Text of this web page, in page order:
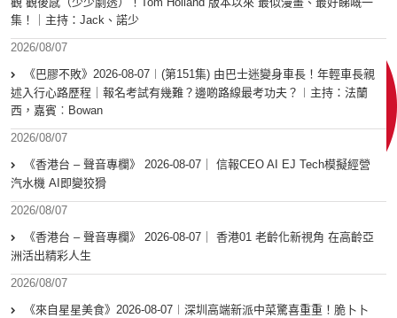
集！｜主持：Jack、諾少
2026/08/07
《巴膠不敗》2026-08-07︱(第151集) 由巴士迷變身車長！年輕車長親
述入行心路歷程｜報名考試有幾難？邊啲路線最考功夫？︱主持：法蘭
西，嘉賓︰Bowan
2026/08/07
《香港台 – 聲音專欄》 2026-08-07｜ 信報CEO AI EJ Tech模擬經營
汽水機 AI即變狡猾
2026/08/07
《香港台 – 聲音專欄》 2026-08-07｜ 香港01 老齡化新視角 在高齡亞
洲活出精彩人生
2026/08/07
《來自星星美食》2026-08-07︱深圳高端新派中菜驚喜重重！脆卜卜